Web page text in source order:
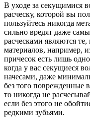
В уходе за секущимися
расческу, которой вы
пользуйтесь никогда
сильно вредят даже
расческами являются
материалов, например,
причесок есть лишь
когда у вас секущиеся
начесами, даже
без того поврежденные
то никогда не
если без этого не
редкими зубьями.